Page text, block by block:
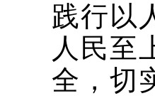
践行以
人民至
全，切